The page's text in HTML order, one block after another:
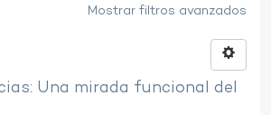
Mostrar filtros avanzados
Una mirada funcional del